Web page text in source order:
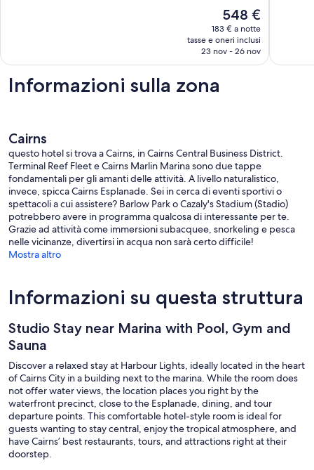
Il
prezzo
attuale
è
548 €
548 €
183 € a notte
tasse e oneri inclusi
23 nov - 26 nov
Informazioni sulla zona
Cairns
questo hotel si trova a Cairns, in Cairns Central Business District.
Terminal Reef Fleet e Cairns Marlin Marina sono due tappe
fondamentali per gli amanti delle attività. A livello naturalistico,
invece, spicca Cairns Esplanade. Sei in cerca di eventi sportivi o
spettacoli a cui assistere? Barlow Park o Cazaly's Stadium (Stadio)
potrebbero avere in programma qualcosa di interessante per te.
Grazie ad attività come immersioni subacquee, snorkeling e pesca
nelle vicinanze, divertirsi in acqua non sarà certo difficile!
Mostra altro
Informazioni su questa struttura
Studio Stay near Marina with Pool, Gym and
Sauna
Discover a relaxed stay at Harbour Lights, ideally located in the heart
of Cairns City in a building next to the marina. While the room does
not offer water views, the location places you right by the
waterfront precinct, close to the Esplanade, dining, and tour
departure points. This comfortable hotel-style room is ideal for
guests wanting to stay central, enjoy the tropical atmosphere, and
have Cairns’ best restaurants, tours, and attractions right at their
doorstep.